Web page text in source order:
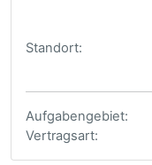
Standort:
Aufgabengebiet:
Vertragsart: